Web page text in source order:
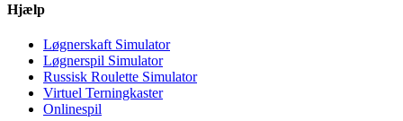
Hjælp
Løgnerskaft Simulator
Løgnerspil Simulator
Russisk Roulette Simulator
Virtuel Terningkaster
Onlinespil